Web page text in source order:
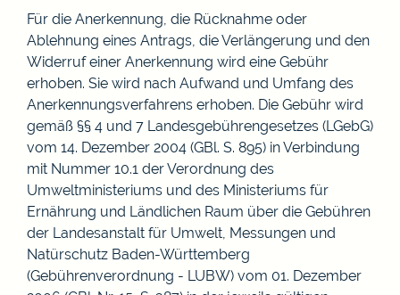
Für die Anerkennung, die Rücknahme oder
Ablehnung eines Antrags, die Verlängerung und den
Widerruf einer Anerkennung wird eine Gebühr
erhoben. Sie wird nach Aufwand und Umfang des
Anerkennungsverfahrens erhoben. Die Gebühr wird
gemäß §§ 4 und 7 Landesgebührengesetzes (LGebG)
vom 14. Dezember 2004 (GBl. S. 895) in Verbindung
mit Nummer 10.1 der Verordnung des
Umweltministeriums und des Ministeriums für
Ernährung und Ländlichen Raum über die Gebühren
der Landesanstalt für Umwelt, Messungen und
Natürschutz Baden-Württemberg
(Gebührenverordnung - LUBW) vom 01. Dezember